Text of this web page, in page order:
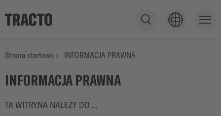
PRODUKTY
USŁUGA
W
Strona startowa › INFORMACJA PRAWNA
INFORMACJA PRAWNA
TA WITRYNA NALEŻY DO ...